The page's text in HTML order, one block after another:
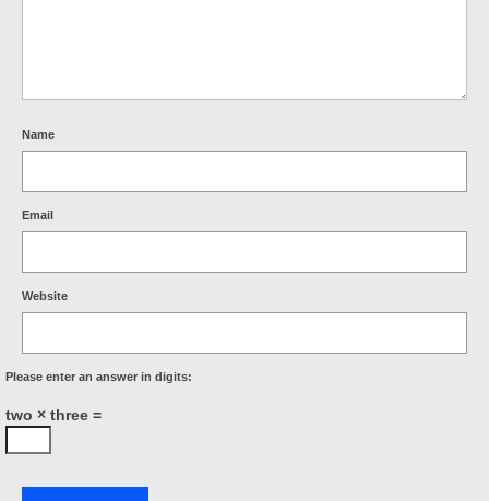
Name
Email
Website
Please enter an answer in digits:
two × three =